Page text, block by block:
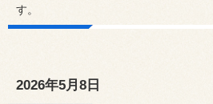
す。
2026年5月8日